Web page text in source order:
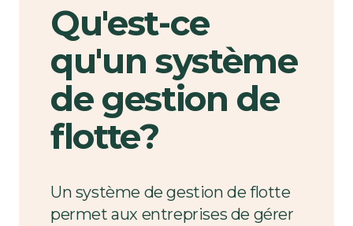
Qu'est-ce
qu'un système
de gestion de
flotte?
Un système de gestion de flotte
permet aux entreprises de gérer